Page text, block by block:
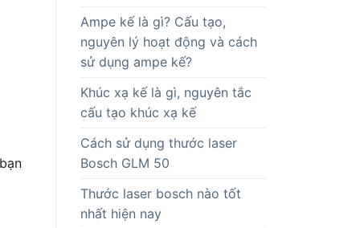
Ampe kế là gì? Cấu tạo,
nguyên lý hoạt động và cách
sử dụng ampe kế?
Khúc xạ kế là gì, nguyên tắc
cấu tạo khúc xạ kế
Cách sử dụng thước laser
Bosch GLM 50
Thước laser bosch nào tốt
nhất hiện nay